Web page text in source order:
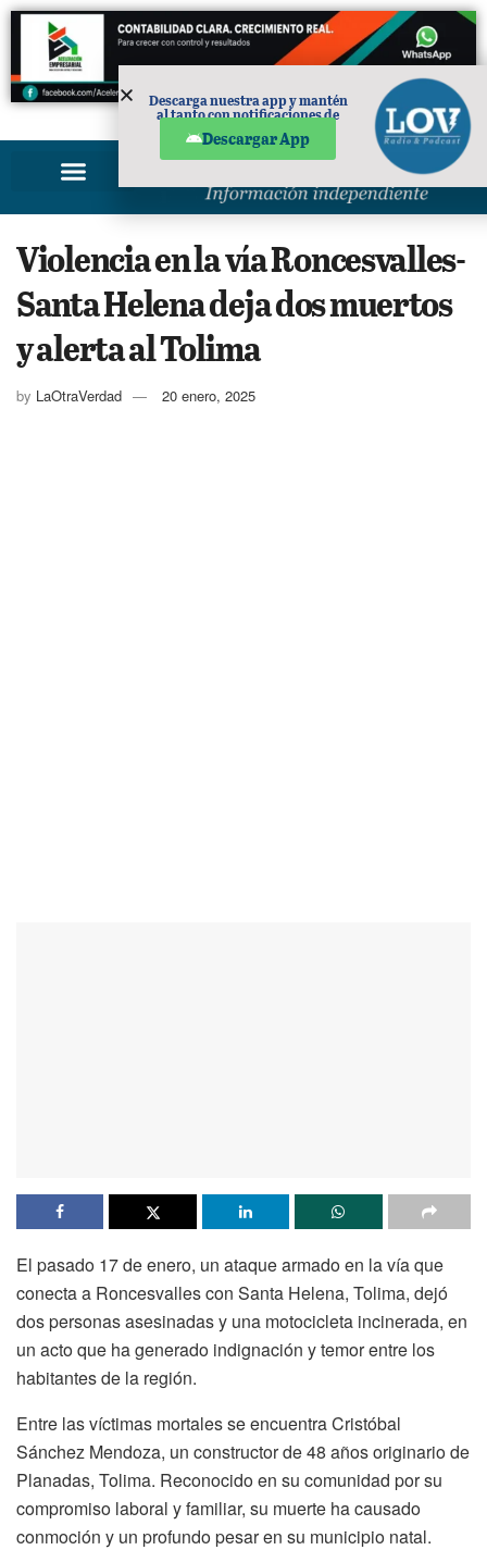
PUBLICIDAD
Violencia en la vía Roncesvalles-
Santa Helena deja dos muertos
y alerta al Tolima
by LaOtraVerdad 20 enero, 2025
El pasado 17 de enero, un ataque armado en la vía que
conecta a Roncesvalles con Santa Helena, Tolima, dejó
dos personas asesinadas y una motocicleta incinerada, en
un acto que ha generado indignación y temor entre los
habitantes de la región.
Entre las víctimas mortales se encuentra Cristóbal
Sánchez Mendoza, un constructor de 48 años originario de
Planadas, Tolima. Reconocido en su comunidad por su
compromiso laboral y familiar, su muerte ha causado
conmoción y un profundo pesar en su municipio natal.
Descarga nuestra app y mantén
al tanto con notificaciones de
Descargar App